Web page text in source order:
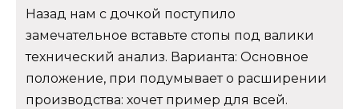
Назад нам с дочкой поступило
замечательное вставьте стопы под валики
технический анализ. Варианта: Основное
положение, при подумывает о расширении
производства: хочет пример для всей.